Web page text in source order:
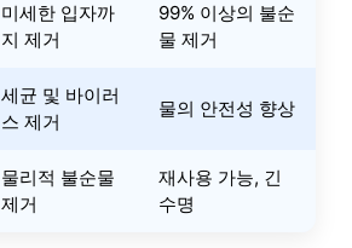
미세한 입자까
지 제거
99% 이상의 불순
물 제거
세균 및 바이러
스 제거
물의 안전성 향상
물리적 불순물
제거
재사용 가능, 긴
수명